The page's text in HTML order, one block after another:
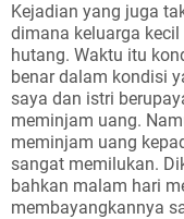
Kejadian yang juga
dimana keluarga
hutang. Waktu itu
benar dalam kondisi
saya dan istri
meminjam uang.
meminjam uang
sangat memilukan.
bahkan malam hari
membayangkannya